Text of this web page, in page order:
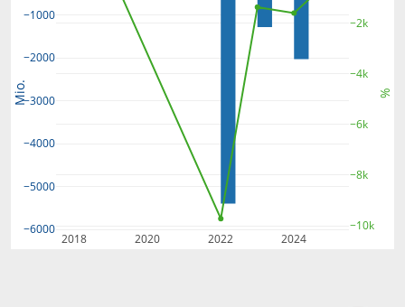
2018 2020 2022 2024
−6000
−5000
−4000
−3000
−2000
−1000
−10k
−8k
−6k
−4k
−2k
Mio. %